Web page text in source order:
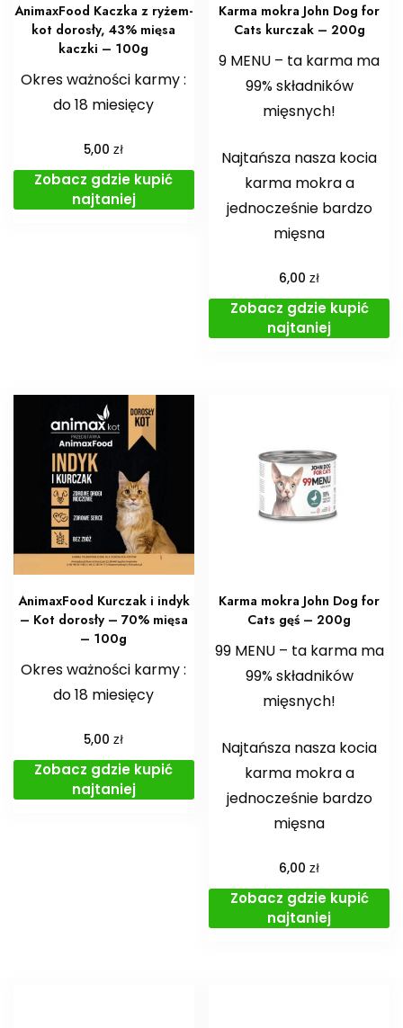
AnimaxFood Kaczka z ryżem-
kot dorosły, 43% mięsa
kaczki – 100g
Okres ważności karmy :
do 18 miesięcy
5,00zł
Zobacz gdzie kupić
najtaniej
Karma mokra John Dog for
Cats kurczak – 200g
9 MENU – ta karma ma
99% składników
mięsnych!
Najtańsza nasza kocia
karma mokra a
jednocześnie bardzo
mięsna
6,00zł
Zobacz gdzie kupić
najtaniej
AnimaxFood Kurczak i indyk
– Kot dorosły – 70% mięsa
– 100g
Okres ważności karmy :
do 18 miesięcy
5,00zł
Zobacz gdzie kupić
najtaniej
Karma mokra John Dog for
Cats gęś – 200g
99 MENU – ta karma ma
99% składników
mięsnych!
Najtańsza nasza kocia
karma mokra a
jednocześnie bardzo
mięsna
6,00zł
Zobacz gdzie kupić
najtaniej